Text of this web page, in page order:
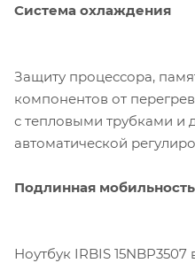
Система охлаждения
Защиту процессора,
компонентов от
с тепловыми трубками и
автоматической
Подлинная мобильность
Ноутбук IRBIS